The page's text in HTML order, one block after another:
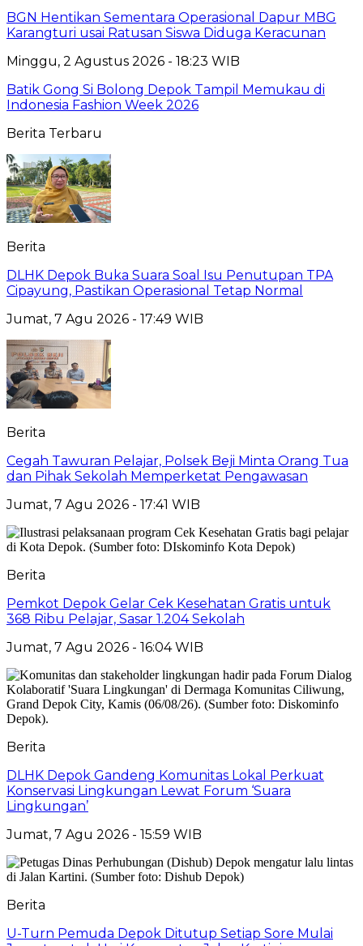
BGN Hentikan Sementara Operasional Dapur MBG
Karangturi usai Ratusan Siswa Diduga Keracunan
Minggu, 2 Agustus 2026 - 18:23 WIB
Batik Gong Si Bolong Depok Tampil Memukau di
Indonesia Fashion Week 2026
Berita Terbaru
Berita
DLHK Depok Buka Suara Soal Isu Penutupan TPA
Cipayung, Pastikan Operasional Tetap Normal
Jumat, 7 Agu 2026 - 17:49 WIB
Berita
Cegah Tawuran Pelajar, Polsek Beji Minta Orang Tua
dan Pihak Sekolah Memperketat Pengawasan
Jumat, 7 Agu 2026 - 17:41 WIB
Berita
Pemkot Depok Gelar Cek Kesehatan Gratis untuk
368 Ribu Pelajar, Sasar 1.204 Sekolah
Jumat, 7 Agu 2026 - 16:04 WIB
Berita
DLHK Depok Gandeng Komunitas Lokal Perkuat
Konservasi Lingkungan Lewat Forum ‘Suara
Lingkungan’
Jumat, 7 Agu 2026 - 15:59 WIB
Berita
U-Turn Pemuda Depok Ditutup Setiap Sore Mulai